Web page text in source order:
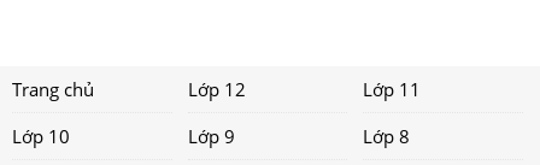
Trang chủ Lớp 12
Lớp 11
Lớp 10
Lớp 9
Lớp 8